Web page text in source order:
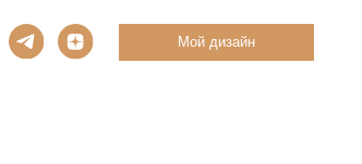
Мой дизайн